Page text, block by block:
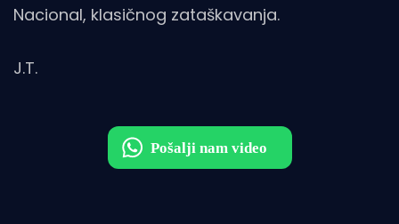
Nacional, klasičnog zataškavanja.
J.T.